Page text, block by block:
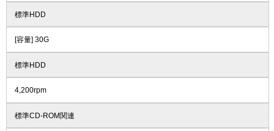
標準HDD
[容量] 30G
標準HDD
4,200rpm
標準CD-ROM関連